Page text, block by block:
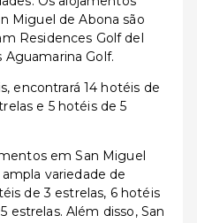
Miguel de Abona são
Residences Golf del
Golf.
encontrará 14 hotéis de
e 5 hotéis de 5
em San Miguel
variedade de
de 3 estrelas, 6 hotéis
estrelas. Além disso, San